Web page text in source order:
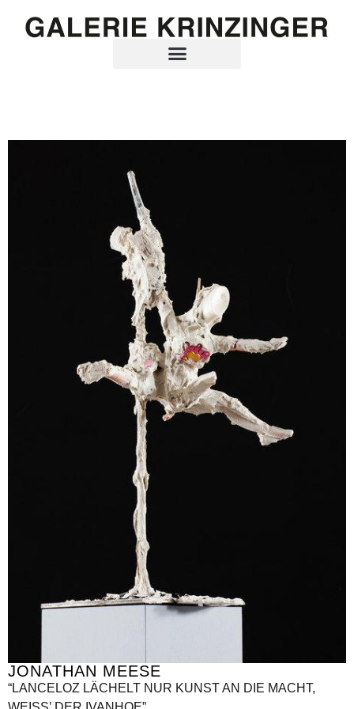
JONATHAN MEESE
“LANCELOZ LÄCHELT NUR KUNST AN DIE MACHT,